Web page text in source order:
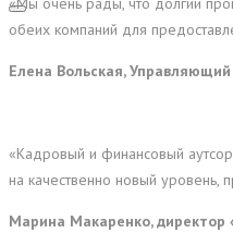
обеих компаний для
Елена Вольская,
«Кадровый и финансовый
на качественно новый уровень,
Марина Макаренко, директор